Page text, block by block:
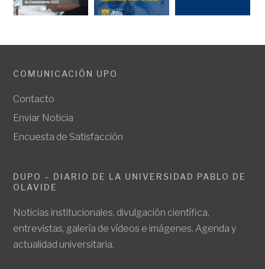
COMUNICACIÓN UPO
Contacto
Enviar Noticia
Encuesta de Satisfacción
DUPO – DIARIO DE LA UNIVERSIDAD PABLO DE
OLAVIDE
Noticias institucionales, divulgación científica,
entrevistas, galería de vídeos e imágenes. Agenda y
actualidad universitaria.